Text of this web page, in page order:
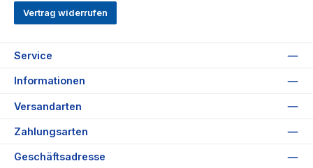
Vertrag widerrufen
Service
Informationen
Versandarten
Zahlungsarten
Geschäftsadresse